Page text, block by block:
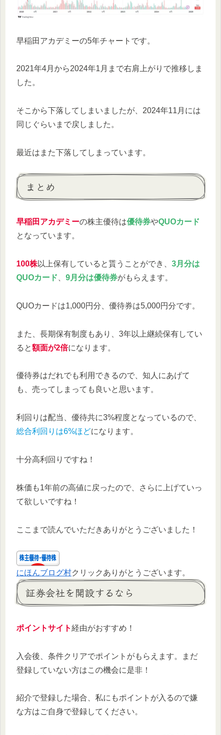
早稲田アカデミーの5年チャートです。
2021年4月から2024年1月まで右肩上がりで推移しま
した。
そこから下落してしまいましたが、2024年11月には
同じぐらいまで戻しました。
最近はまた下落してしまっています。
まとめ
早稲田アカデミーの株主優待は優待券やQUOカード
となっています。
100株以上保有していると貰うことができ、 3月分は
QUOカード
9月分は優待券がもらえます。
QUOカードは1,000円分、優待券は5,000円分です。
また、長期保有制度もあり、3年以上継続保有してい
ると額面が2倍になります。
優待券はだれでも利用できるので、知人にあげて
も、売ってしまっても良いと思います。
利回りは配当、優待共に3%程度となっているので、
総合利回りは6%ほどになります。
十分高利回りですね！
株価も1年前の高値に戻ったので、さらに上げていっ
て欲しいですね！
ここまで読んでいただきありがとうございました！
にほんブログ村クリックありがとうございます。
証券会社を開設するなら
ポイントサイト経由がおすすめ！
入会後、条件クリアでポイントがもらえます。まだ
登録していない方はこの機会に是非！
紹介で登録した場合、私にもポイントが入るので嫌
な方はご自身で登録してください。